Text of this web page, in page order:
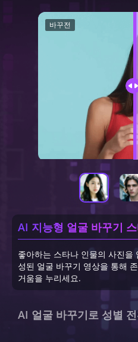
AI 지능형 얼굴 바꾸기
좋아하는 스타나 인물의 사진을
성된 얼굴 바꾸기 영상을 통해
거움을 누리세요.
AI 얼굴 바꾸기로 성별
바꾸전